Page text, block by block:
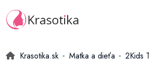
Krasotika.sk Matka a dieťa
2Kids